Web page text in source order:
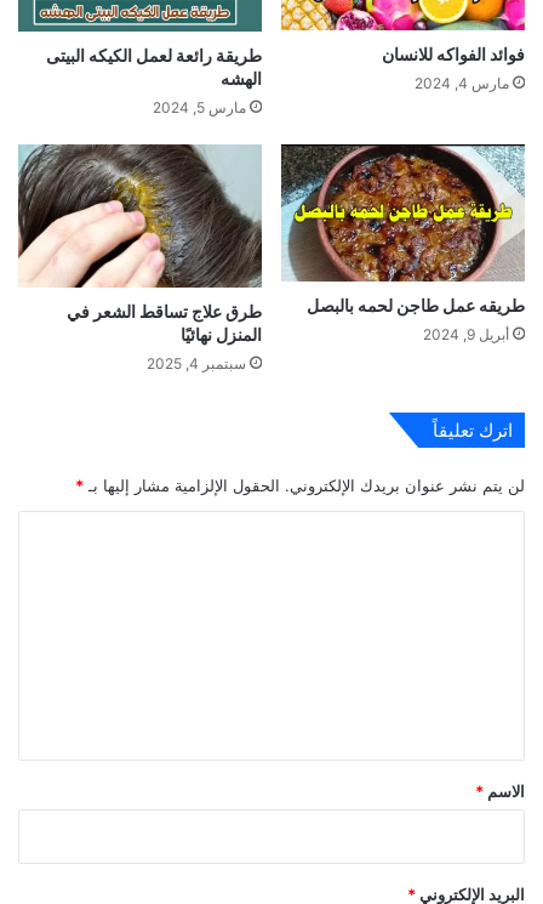
فوائد الفواكه للانسان
مارس 4, 2024
طريقة رائعة لعمل الكيكه البيتى
الهشه
مارس 5, 2024
طريقه عمل طاجن لحمه بالبصل
أبريل 9, 2024
طرق علاج تساقط الشعر في
المنزل نهائيًا
سبتمبر 4, 2025
اترك تعليقاً
لن يتم نشر عنوان بريدك الإلكتروني. الحقول الإلزامية مشار إليها بـ *
*
الاسم *
البريد الإلكتروني *